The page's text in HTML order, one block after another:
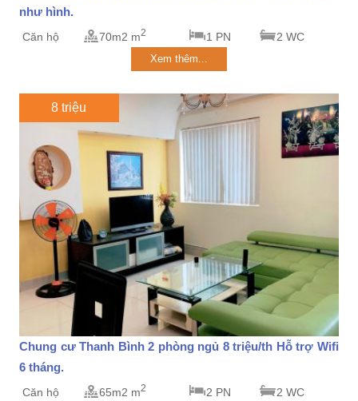
như hình.
Căn hộ 70m2 m2 1 PN 2 WC
Xem thêm...
8 triệu
Chung cư Thanh Bình 2 phòng ngủ 8 triệu/th Hỗ trợ Wifi
6 tháng.
Căn hộ 65m2 m2 2 PN 2 WC